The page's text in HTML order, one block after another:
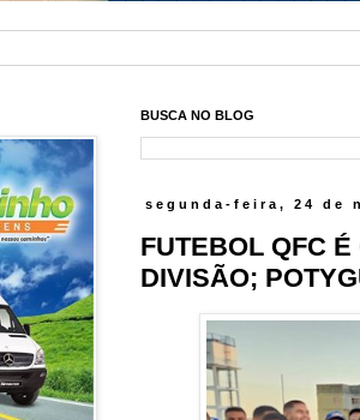
BUSCA NO BLOG
segunda-feira, 24 de
FUTEBOL QFC
DIVISÃO;